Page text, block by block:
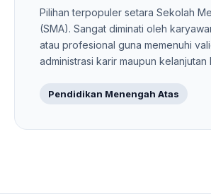
Pilihan terpopuler setara Sekolah
(SMA). Sangat diminati oleh
atau profesional guna memenuhi
administrasi karir maupun kelanjutan
Pendidikan Menengah Atas